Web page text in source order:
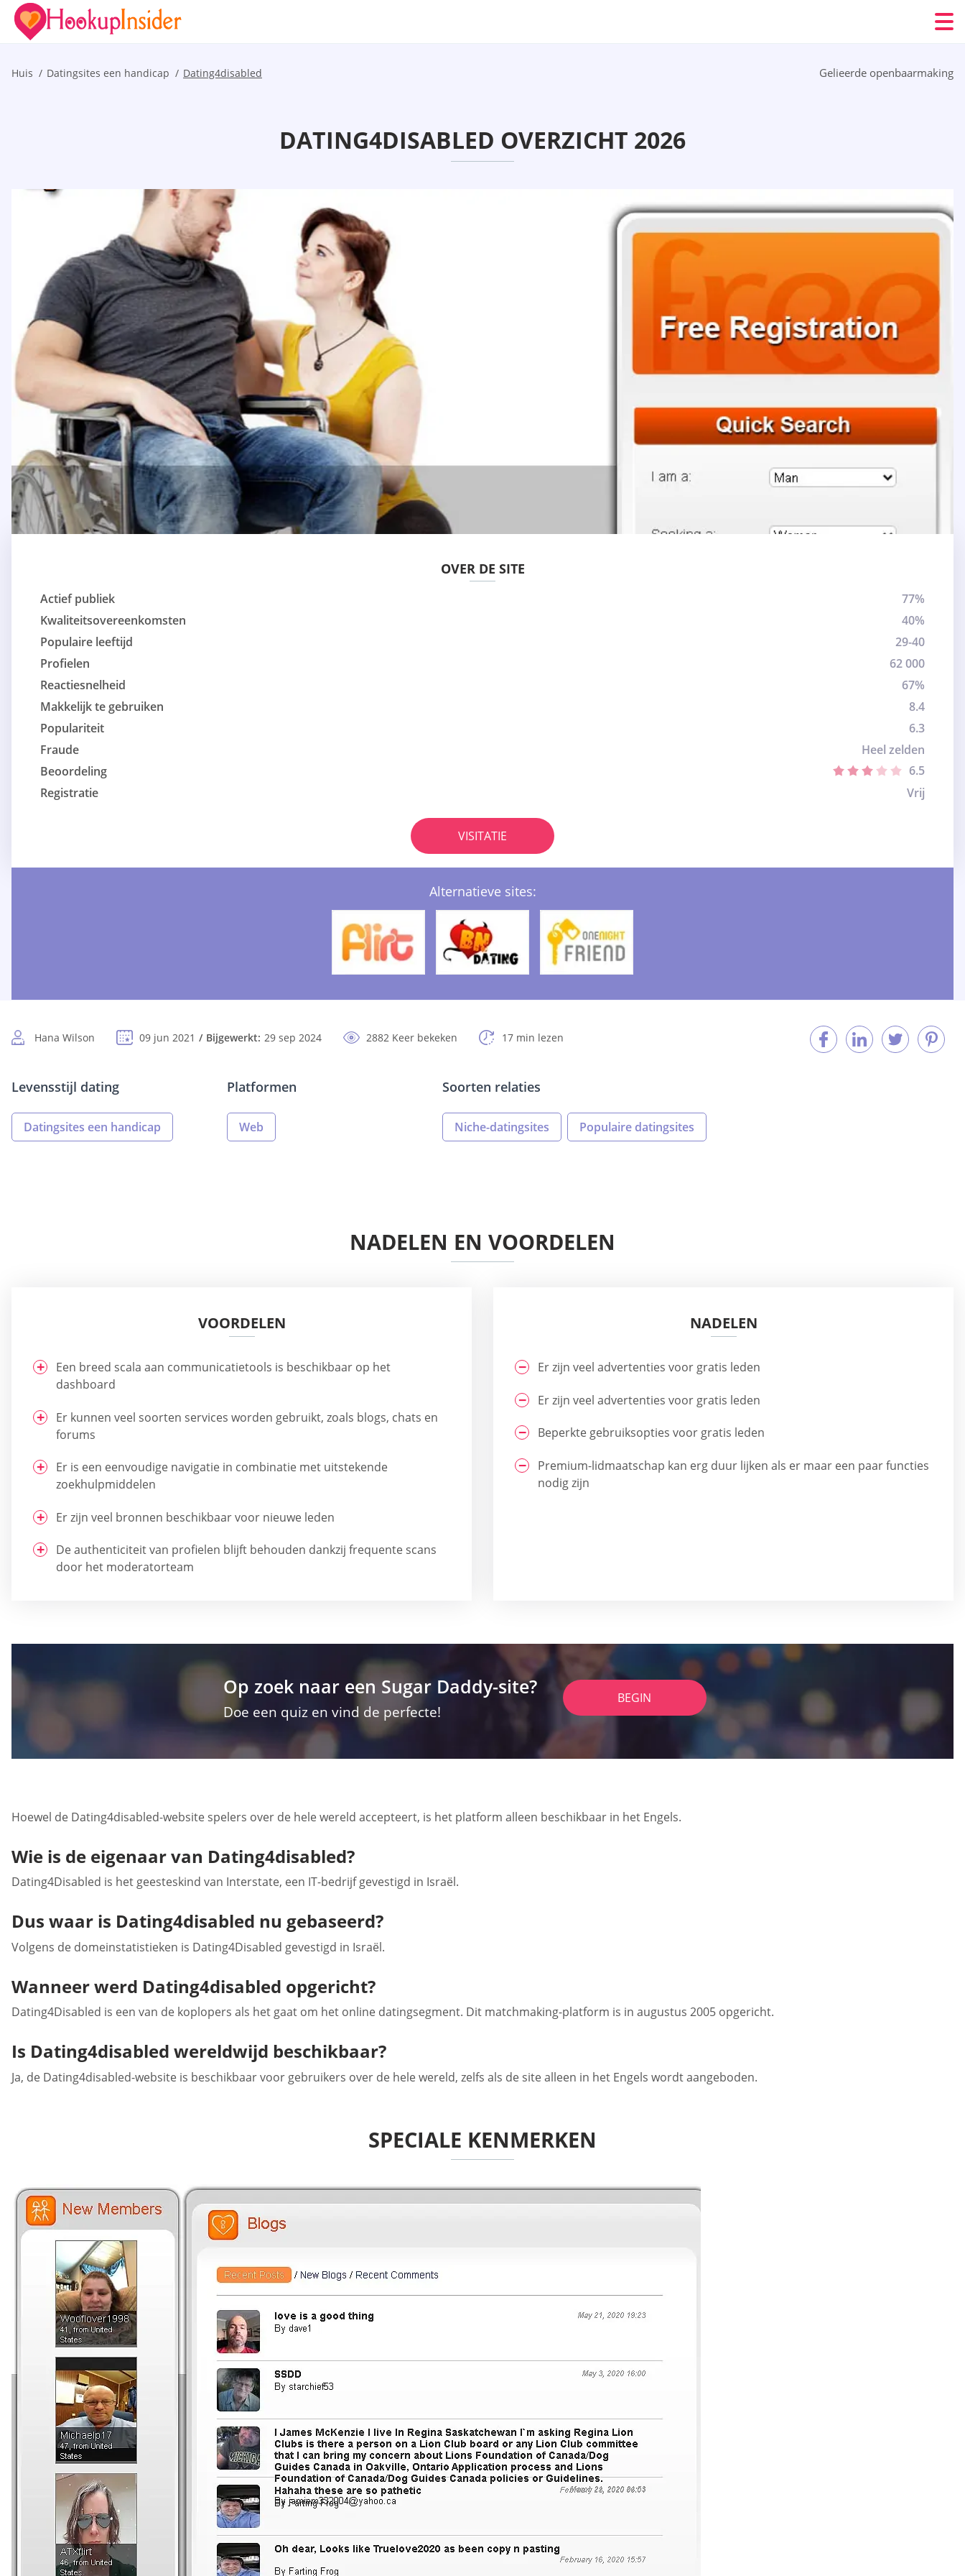
Huis Datingsites een handicap Dating4disabled Gelieerde openbaarmaking
DATING4DISABLED OVERZICHT 2026
OVER DE SITE
Actief publiek
77%
Kwaliteitsovereenkomsten
40%
Populaire leeftijd
29-40
Profielen
62 000
Reactiesnelheid
67%
Makkelijk te gebruiken
8.4
Populariteit
6.3
Fraude
Heel zelden
Beoordeling
6.5
Registratie
Vrij
VISITATIE
Alternatieve sites:
Hana Wilson 09 jun 2021 Bijgewerkt: 29 sep 2024 2882 Keer bekeken 17 min lezen
Levensstijl dating
Datingsites een handicap
Platformen
Web
Soorten relaties
Niche-datingsites Populaire datingsites
NADELEN EN VOORDELEN
VOORDELEN
Een breed scala aan communicatietools is beschikbaar op het
dashboard
Er kunnen veel soorten services worden gebruikt, zoals blogs, chats en
forums
Er is een eenvoudige navigatie in combinatie met uitstekende
zoekhulpmiddelen
Er zijn veel bronnen beschikbaar voor nieuwe leden
De authenticiteit van profielen blijft behouden dankzij frequente scans
door het moderatorteam
NADELEN
Er zijn veel advertenties voor gratis leden
Er zijn veel advertenties voor gratis leden
Beperkte gebruiksopties voor gratis leden
Premium-lidmaatschap kan erg duur lijken als er maar een paar functies
nodig zijn
Op zoek naar een Sugar Daddy-site?
Doe een quiz en vind de perfecte!
BEGIN
Hoewel de Dating4disabled-website spelers over de hele wereld accepteert, is het platform alleen beschikbaar in het Engels.
Wie is de eigenaar van Dating4disabled?
Dating4Disabled is het geesteskind van Interstate, een IT-bedrijf gevestigd in Israël.
Dus waar is Dating4disabled nu gebaseerd?
Volgens de domeinstatistieken is Dating4Disabled gevestigd in Israël.
Wanneer werd Dating4disabled opgericht?
Dating4Disabled is een van de koplopers als het gaat om het online datingsegment. Dit matchmaking-platform is in augustus 2005 opgericht.
Is Dating4disabled wereldwijd beschikbaar?
Ja, de Dating4disabled-website is beschikbaar voor gebruikers over de hele wereld, zelfs als de site alleen in het Engels wordt aangeboden.
SPECIALE KENMERKEN